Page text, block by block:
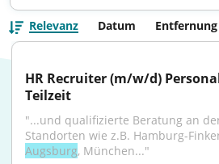
Relevanz Datum Entfernung
HR Recruiter (m/w/d)
Teilzeit
"...und qualifizierte Beratung an
Augsburg, München..."